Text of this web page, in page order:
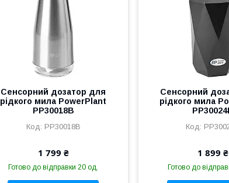
Сенсорний дозатор для
рідкого мила PowerPlant
PP30018B
PP30018B
1 799 ₴
Готово до відправки 20 од.
Сенсорний
рідкого мила
1 899 ₴
Готово до